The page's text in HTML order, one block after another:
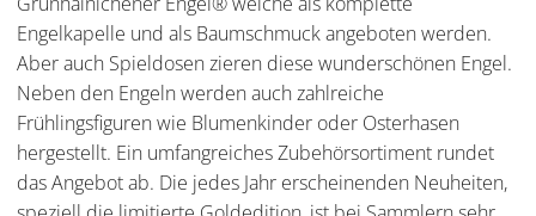
Engelkapelle und als Baumschmuck angeboten werden.
Aber auch Spieldosen zieren diese wunderschönen Engel.
Neben den Engeln werden auch zahlreiche
Frühlingsfiguren wie Blumenkinder oder Osterhasen
hergestellt. Ein umfangreiches Zubehörsortiment rundet
das Angebot ab. Die jedes Jahr erscheinenden Neuheiten,